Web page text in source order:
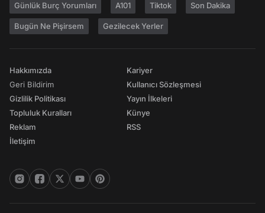
Günlük Burç Yorumları A101 Tiktok Son Dakika
Bugün Ne Pişirsem Gezilecek Yerler
Hakkımızda
Geri Bildirim
Gizlilik Politikası
Topluluk Kuralları
Reklam
İletişim
Kariyer
Kullanıcı Sözleşmesi
Yayın İlkeleri
Künye
RSS